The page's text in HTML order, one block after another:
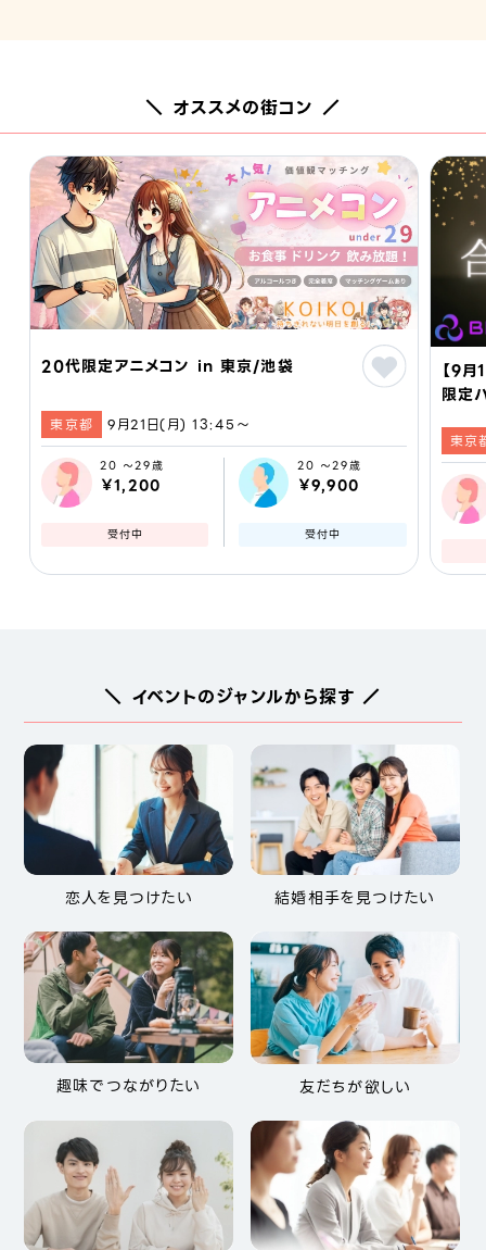
＼ オススメの街コン ／
20代限定アニメコン in 東京/池袋
東京都 9月21日(月) 13:45〜
20 ～29歳
￥1,200
受付中
20 ～29歳
￥9,900
受付中
【9
限定
コ
東京
＼ イベントのジャンルから探す ／
恋人を見つけたい 結婚相手を見つけたい
趣味でつながりたい 友だちが欲しい